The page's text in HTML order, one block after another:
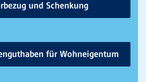
und Schenkung
für Wohneigentum